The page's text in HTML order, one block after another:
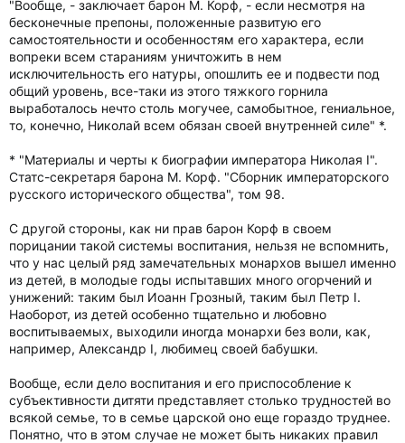
"Вообще, - заключает барон М. Корф, - если несмотря на
бесконечные препоны, положенные развитую его
самостоятельности и особенностям его характера, если
вопреки всем стараниям уничтожить в нем
исключительность его натуры, опошлить ее и подвести под
общий уровень, все-таки из этого тяжкого горнила
выработалось нечто столь могучее, самобытное, гениальное,
то, конечно, Николай всем обязан своей внутренней силе" *.
* "Материалы и черты к биографии императора Николая I".
Статс-секретаря барона М. Корф. "Сборник императорского
русского исторического общества", том 98.
С другой стороны, как ни прав барон Корф в своем
порицании такой системы воспитания, нельзя не вспомнить,
что у нас целый ряд замечательных монархов вышел именно
из детей, в молодые годы испытавших много огорчений и
унижений: таким был Иоанн Грозный, таким был Петр I.
Наоборот, из детей особенно тщательно и любовно
воспитываемых, выходили иногда монархи без воли, как,
например, Александр I, любимец своей бабушки.
Вообще, если дело воспитания и его приспособление к
субъективности дитяти представляет столько трудностей во
всякой семье, то в семье царской оно еще гораздо труднее.
Понятно, что в этом случае не может быть никаких правил